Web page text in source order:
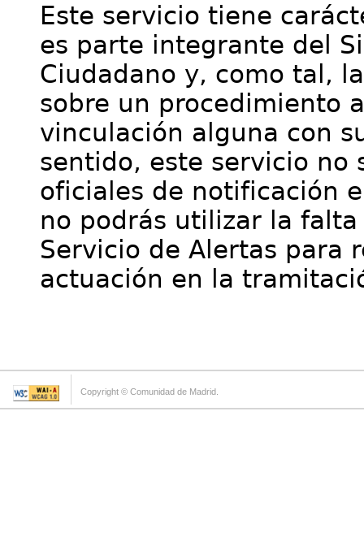
Este servicio tiene
es parte integrante del
Ciudadano y, como tal,
sobre un procedimiento
vinculación alguna con
sentido, este servicio no
oficiales de notificación
no podrás utilizar la
Servicio de Alertas para
actuación en la
Copyright © Comunidad de Madrid.